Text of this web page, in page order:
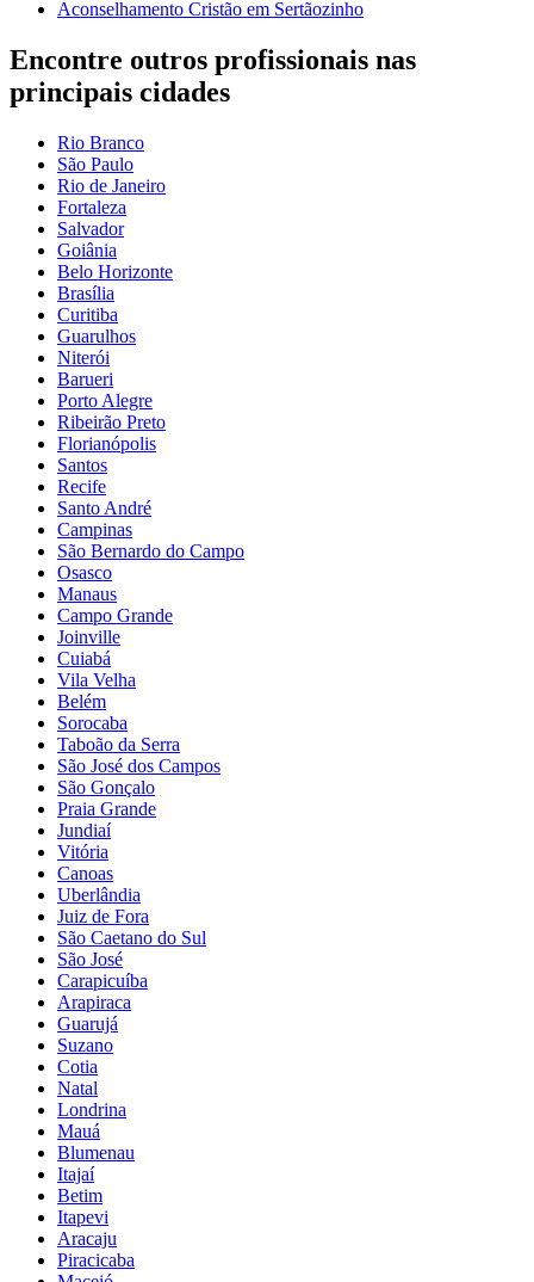
Aconselhamento Cristão em Sertãozinho
Encontre outros profissionais nas
principais cidades
Rio Branco
São Paulo
Rio de Janeiro
Fortaleza
Salvador
Goiânia
Belo Horizonte
Brasília
Curitiba
Guarulhos
Niterói
Barueri
Porto Alegre
Ribeirão Preto
Florianópolis
Santos
Recife
Santo André
Campinas
São Bernardo do Campo
Osasco
Manaus
Campo Grande
Joinville
Cuiabá
Vila Velha
Belém
Sorocaba
Taboão da Serra
São José dos Campos
São Gonçalo
Praia Grande
Jundiaí
Vitória
Canoas
Uberlândia
Juiz de Fora
São Caetano do Sul
São José
Carapicuíba
Arapiraca
Guarujá
Suzano
Cotia
Natal
Londrina
Mauá
Blumenau
Itajaí
Betim
Itapevi
Aracaju
Piracicaba